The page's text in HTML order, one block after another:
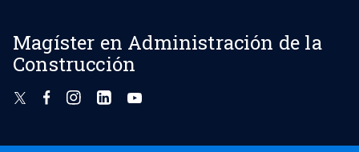
Magíster en Administración de la
Construcción